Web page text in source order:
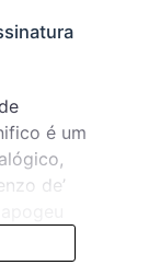
é um
de’